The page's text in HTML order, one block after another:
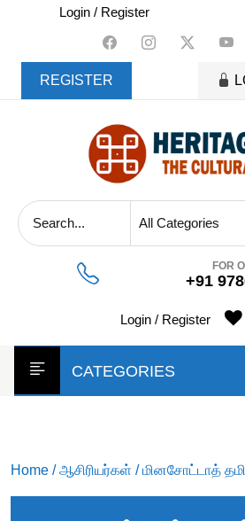
content
Login / Register
REGISTER
FOR
+91
Login / Register
CATEGORIES
Home /ஆசிரியர்கள் / மினசோட்டாத்